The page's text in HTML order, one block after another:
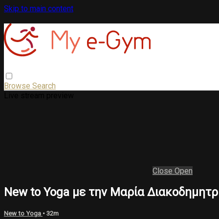
Skip to main content
Browse Search
Close Open
New to Yoga με την Μαρία
New to Yoga • 32m